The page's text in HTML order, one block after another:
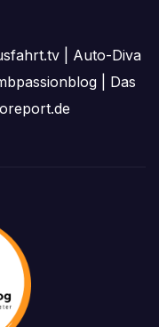
Auto-Diva
Das